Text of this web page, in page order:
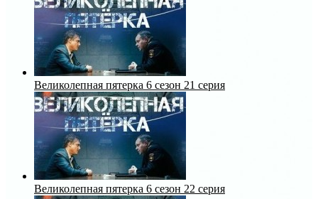
Великолепная пятерка 6 сезон 21 серия
Великолепная пятерка 6 сезон 22 серия